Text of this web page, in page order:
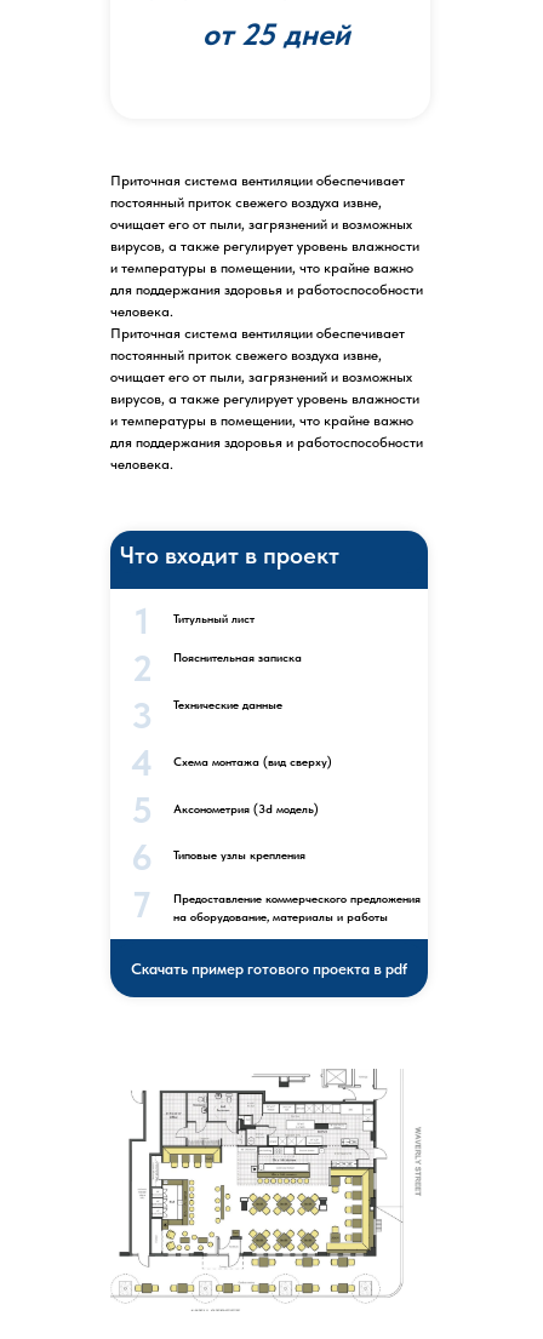
Скачать пример готового проекта в pdf
1
2
3
4
5
6
7
Предоставление коммерческого предложения
на оборудование, материалы и работы
Типовые узлы крепления
Аксонометрия (3d модель)
Схема монтажа (вид сверху)
Технические данные
Пояснительная записка
Титульный лист
Что входит в проект
Приточная система вентиляции обеспечивает
постоянный приток свежего воздуха извне,
очищает его от пыли, загрязнений и возможных
вирусов, а также регулирует уровень влажности
и температуры в помещении, что крайне важно
для поддержания здоровья и работоспособности
человека.
Приточная система вентиляции обеспечивает
постоянный приток свежего воздуха извне,
очищает его от пыли, загрязнений и возможных
вирусов, а также регулирует уровень влажности
и температуры в помещении, что крайне важно
для поддержания здоровья и работоспособности
человека.
от 25 дней